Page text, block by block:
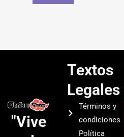
"Vive
Textos
Legales
Términos y
condiciones
Política